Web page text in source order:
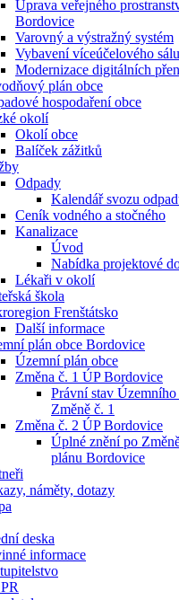
Úprava veřejného
Bordovice
Varovný a výstražný systém
Vybavení víceúčelového sálu
Modernizace digitálních
plán obce
hospodaření obce
okolí
Okolí obce
Balíček zážitků
Odpady
Kalendář svozu
Ceník vodného a stočného
Kanalizace
Úvod
Nabídka projektové
Lékaři v okolí
škola
Frenštátsko
Další informace
plán obce Bordovice
Územní plán obce
Změna č. 1 ÚP Bordovice
Právní stav
Změně č. 1
Změna č. 2 ÚP Bordovice
Úplné znění po
plánu Bordovice
náměty, dotazy
deska
informace